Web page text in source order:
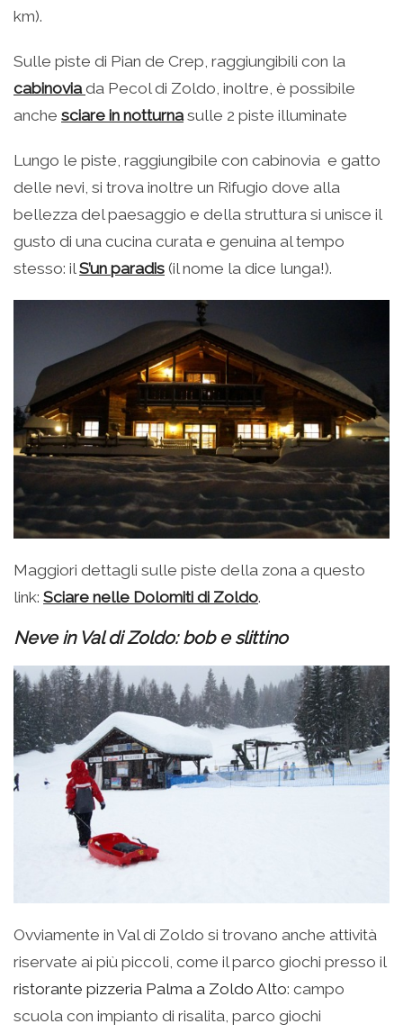
km).
Sulle piste di Pian de Crep, raggiungibili con la
cabinoviada Pecol di Zoldo, inoltre, è possibile
anche sciare in notturnasulle 2 piste illuminate
Lungo le piste, raggiungibile con cabinovia e gatto
delle nevi, si trova inoltre un Rifugio dove alla
bellezza del paesaggio e della struttura si unisce il
gusto di una cucina curata e genuina al tempo
stesso: il S’un paradis (il nome la dice lunga!).
Maggiori dettagli sulle piste della zona a questo
link: Sciare nelle Dolomiti di Zoldo.
Neve in Val di Zoldo: bob e slittino
Ovviamente in Val di Zoldo si trovano anche attività
riservate ai più piccoli, come il parco giochi presso il
ristorante pizzeria Palma a Zoldo Alto: campo
scuola con impianto di risalita, parco giochi